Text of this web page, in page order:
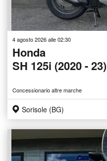
4 agosto 2026 alle 02:30
Honda
SH 125i (2020 - 23)
Concessionario altre marche
Sorisole (BG)